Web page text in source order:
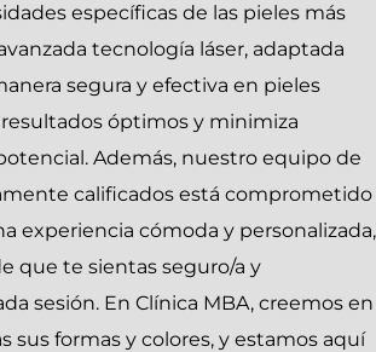
específicas de las pieles más
tecnología láser, adaptada
segura y efectiva en pieles
resultados óptimos y minimiza
Además, nuestro equipo de
calificados está comprometido
experiencia cómoda y personalizada,
que te sientas seguro/a y
sesión. En Clínica MBA, creemos en
sus formas y colores, y estamos aquí